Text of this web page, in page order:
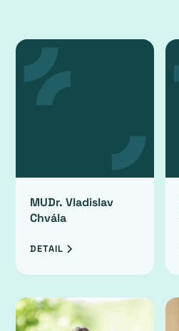
MUDr. Vladislav
Chvála
DETAIL